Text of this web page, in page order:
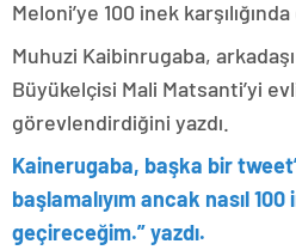
Meloni’ye 100 inek
Muhuzi Kaibinrugaba,
Büyükelçisi Mali Matsanti’yi
görevlendirdiğini yazdı.
Kainerugaba, başka bir
başlamalıyım ancak nasıl
geçireceğim.” yazdı.